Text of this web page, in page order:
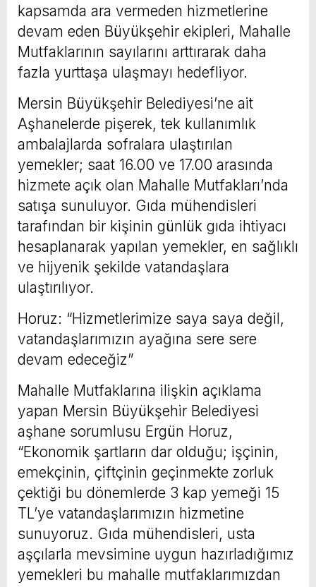
kapsamda ara vermeden hizmetlerine
devam eden Büyükşehir ekipleri, Mahalle
Mutfaklarının sayılarını arttırarak daha
fazla yurttaşa ulaşmayı hedefliyor.
Mersin Büyükşehir Belediyesi’ne ait
Aşhanelerde pişerek, tek kullanımlık
ambalajlarda sofralara ulaştırılan
yemekler; saat 16.00 ve 17.00 arasında
hizmete açık olan Mahalle Mutfakları’nda
satışa sunuluyor. Gıda mühendisleri
tarafından bir kişinin günlük gıda ihtiyacı
hesaplanarak yapılan yemekler, en sağlıklı
ve hijyenik şekilde vatandaşlara
ulaştırılıyor.
Horuz: “Hizmetlerimize saya saya değil,
vatandaşlarımızın ayağına sere sere
devam edeceğiz”
Mahalle Mutfaklarına ilişkin açıklama
yapan Mersin Büyükşehir Belediyesi
aşhane sorumlusu Ergün Horuz,
“Ekonomik şartların dar olduğu; işçinin,
emekçinin, çiftçinin geçinmekte zorluk
çektiği bu dönemlerde 3 kap yemeği 15
TL’ye vatandaşlarımızın hizmetine
sunuyoruz. Gıda mühendisleri, usta
aşçılarla mevsimine uygun hazırladığımız
yemekleri bu mahalle mutfaklarımızdan